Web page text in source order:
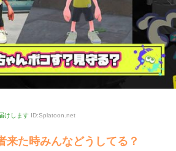
けします ID:Splatoon.net
来た時みんなどうしてる？